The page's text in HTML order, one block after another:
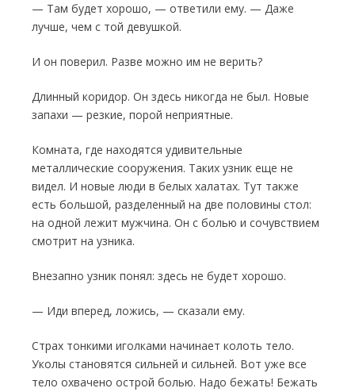
— Там будет хорошо, — ответили ему. — Даже
лучше, чем с той девушкой.
И он поверил. Разве можно им не верить?
Длинный коридор. Он здесь никогда не был. Новые
запахи — резкие, порой неприятные.
Комната, где находятся удивительные
металлические сооружения. Таких узник еще не
видел. И новые люди в белых халатах. Тут также
есть большой, разделенный на две по­ловины стол:
на одной лежит мужчина. Он с болью и сочувствием
смотрит на узника.
Внезапно узник понял: здесь не будет хо­рошо.
— Иди вперед, ложись, — сказали ему.
Страх тонкими иголками начинает колоть тело.
Уколы становятся сильней и сильней. Вот уже все
тело охвачено острой болью. Надо бежать! Бежать